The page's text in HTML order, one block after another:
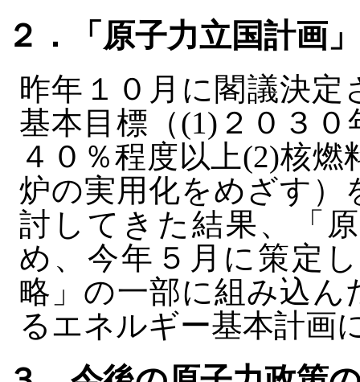
２．「原子力立国計画
昨年１０月に閣議決
基本目標（(1)２０３
４０％程度以上(2)核
炉の実用化をめざす）
討してきた結果、「
め、今年５月に策定
略」の一部に組み込ん
るエネルギー基本計画